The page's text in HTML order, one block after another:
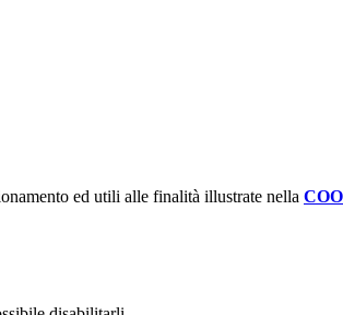
ed utili alle finalità illustrate nella